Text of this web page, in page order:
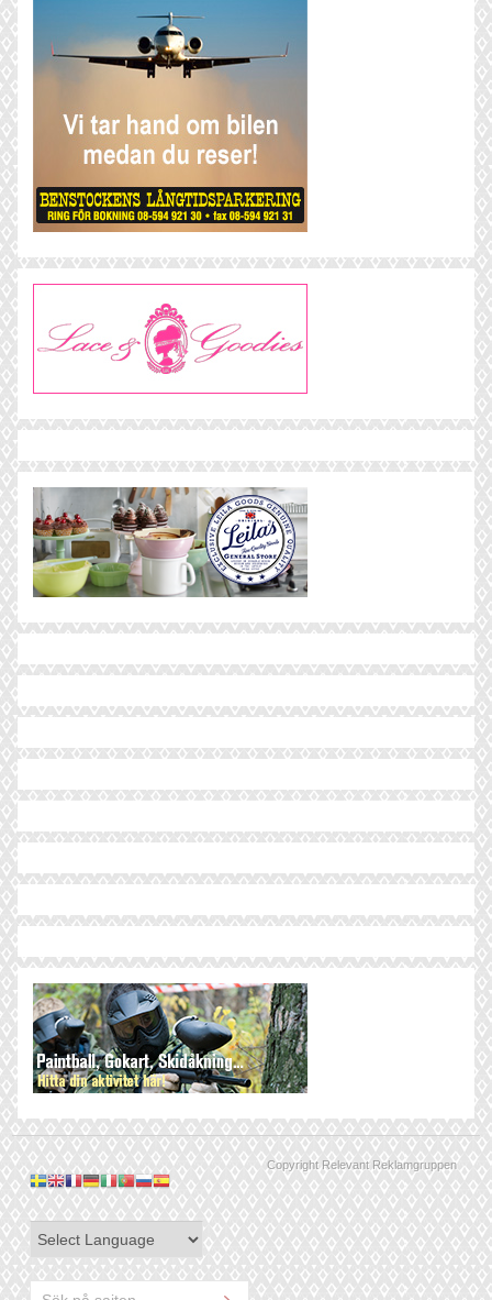
Copyright Relevant Reklamgruppen